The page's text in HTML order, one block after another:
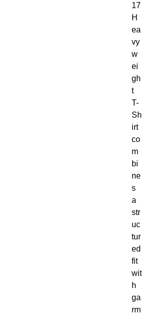
17
H
ea
vy
w
ei
gh
t
T-
Sh
irt
co
m
bi
ne
s
a
str
uc
tur
ed
fit
wit
h
ga
rm